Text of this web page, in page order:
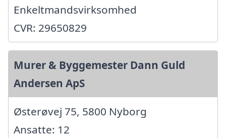
Enkeltmandsvirksomhed
CVR: 29650829
Murer & Byggemester Dann Guld
Andersen ApS
Østerøvej 75, 5800 Nyborg
Ansatte: 12